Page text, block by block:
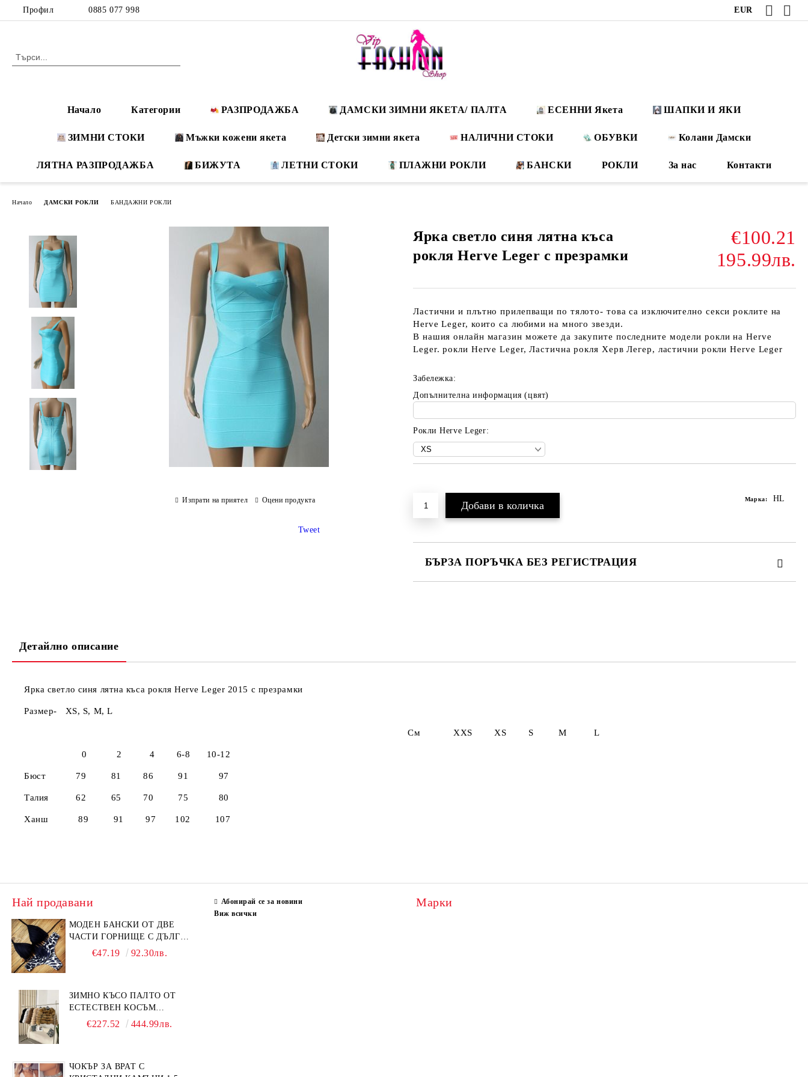
Профил 0885 077 998 EUR
Начало Категории РАЗПРОДАЖБА ДАМСКИ ЗИМНИ ЯКЕТА/ ПАЛТА ЕСЕННИ Якета ШАПКИ И ЯКИ
ЗИМНИ СТОКИ Мъжки кожени якета Детски зимни якета НАЛИЧНИ СТОКИ ОБУВКИ Колани Дамски
ЛЯТНА РАЗПРОДАЖБА БИЖУТА ЛЕТНИ СТОКИ ПЛАЖНИ РОКЛИ БАНСКИ РОКЛИ За нас Контакти
Начало ДАМСКИ РОКЛИ БАНДАЖНИ РОКЛИ
Ярка светло синя лятна къса
рокля Herve Leger с презрамки
€100.21
195.99лв.
Ластични и плътно прилепващи по тялото- това са изключително секси роклите на
Herve Leger, които са любими на много звезди.
В нашия онлайн магазин можете да закупите последните модели рокли на Herve
Leger. рокли Herve Leger, Ластична рокля Херв Легер, ластични рокли Herve Leger
Забележка:
Допълнителна информация (цвят)
Рокли Herve Leger:
Марка: HL
БЪРЗА ПОРЪЧКА БЕЗ РЕГИСТРАЦИЯ
Изпрати на приятел Оцени продукта
Tweet
Детайлно описание
Ярка светло синя лятна къса рокля Herve Leger 2015 с презрамки
Размер- XS, S, M, L
См XXS XS S M L
0 2 4 6-8 10-12
Бюст 79 81 86 91 97
Талия 62 65 70 75 80
Ханш 89 91 97 102 107
Най продавани
МОДЕН БАНСКИ ОТ ДВЕ
ЧАСТИ ГОРНИЩЕ С ДЪЛГИ
РЕСНИ€47.19 92.30лв.
ЗИМНО КЪСО ПАЛТО ОТ
ЕСТЕСТВЕН КОСЪМ
ЛИСИЦА
€227.52 444.99лв.
ЧОКЪР ЗА ВРАТ С
Абонирай се за новини
Виж всички
Марки